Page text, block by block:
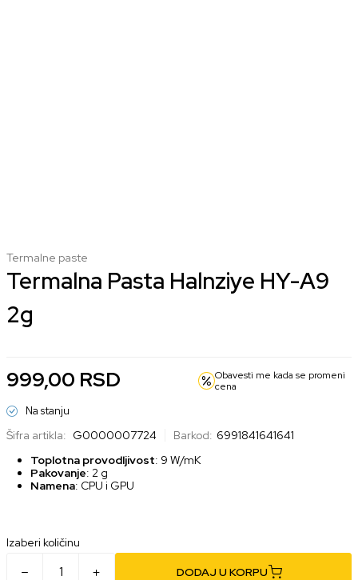
Termalne paste
Termalna Pasta Halnziye HY-A9
2g
999,00 RSD
Obavesti me kada se promeni
cena
Na stanju
Šifra artikla: G0000007724 Barkod: 6991841641641
Toplotna provodljivost: 9 W/mK
Pakovanje: 2 g
Namena: CPU i GPU
Izaberi količinu
DODAJ U KORPU